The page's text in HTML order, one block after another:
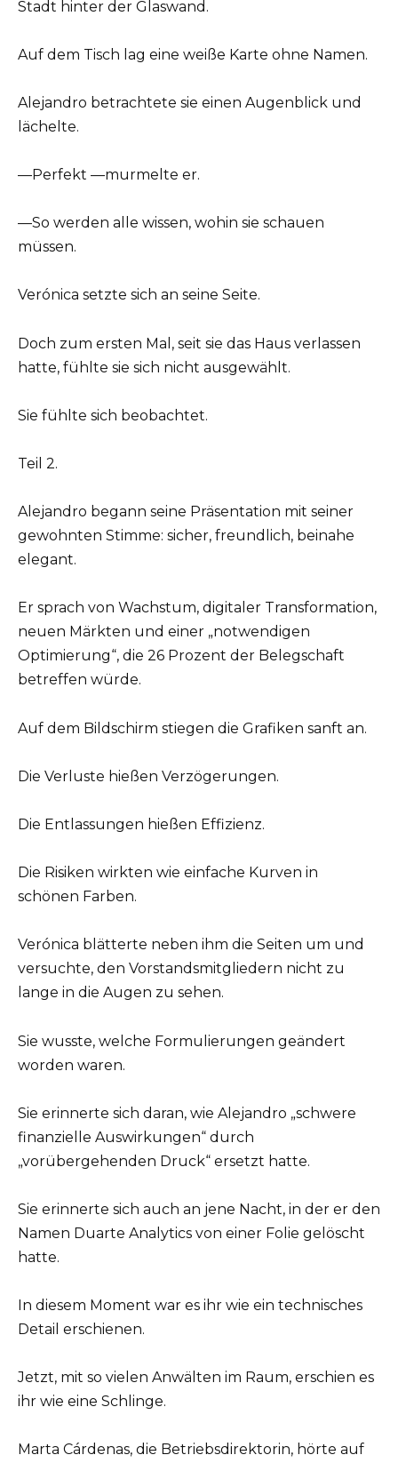
Stadt hinter der Glaswand.
Auf dem Tisch lag eine weiße Karte ohne Namen.
Alejandro betrachtete sie einen Augenblick und
lächelte.
—Perfekt —murmelte er.
—So werden alle wissen, wohin sie schauen
müssen.
Verónica setzte sich an seine Seite.
Doch zum ersten Mal, seit sie das Haus verlassen
hatte, fühlte sie sich nicht ausgewählt.
Sie fühlte sich beobachtet.
Teil 2.
Alejandro begann seine Präsentation mit seiner
gewohnten Stimme: sicher, freundlich, beinahe
elegant.
Er sprach von Wachstum, digitaler Transformation,
neuen Märkten und einer „notwendigen
Optimierung“, die 26 Prozent der Belegschaft
betreffen würde.
Auf dem Bildschirm stiegen die Grafiken sanft an.
Die Verluste hießen Verzögerungen.
Die Entlassungen hießen Effizienz.
Die Risiken wirkten wie einfache Kurven in
schönen Farben.
Verónica blätterte neben ihm die Seiten um und
versuchte, den Vorstandsmitgliedern nicht zu
lange in die Augen zu sehen.
Sie wusste, welche Formulierungen geändert
worden waren.
Sie erinnerte sich daran, wie Alejandro „schwere
finanzielle Auswirkungen“ durch
„vorübergehenden Druck“ ersetzt hatte.
Sie erinnerte sich auch an jene Nacht, in der er den
Namen Duarte Analytics von einer Folie gelöscht
hatte.
In diesem Moment war es ihr wie ein technisches
Detail erschienen.
Jetzt, mit so vielen Anwälten im Raum, erschien es
ihr wie eine Schlinge.
Marta Cárdenas, die Betriebsdirektorin, hörte auf